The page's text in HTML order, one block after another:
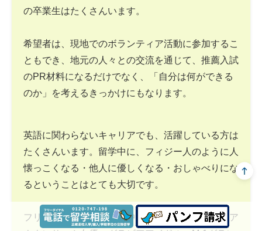
の卒業生はたくさんいます。
希望者は、現地でのボランティア活動に参加するこ
ともでき、地元の人々との交流を通じて、推薦入試
のPR材料になるだけでなく、「自分は何ができる
のか」を考えるきっかけにもなります。
英語に関わらないキャリアでも、活躍している方は
たくさんいます。留学中に、フィジー人のように人
懐っこくなる・他人に優しくなる・おしゃべりにな
るということはとても大切です。
フリーバードの卒業生の中には、テレビ局の女子ア